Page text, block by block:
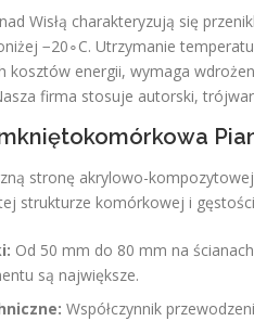
Wisłą charakteryzują się
−20∘C. Utrzymanie
kosztów energii, wymaga
firma stosuje autorski,
stronę akrylowo-
strukturze komórkowej i
Od 50 mm do 80 mm na
są największe.
Współczynnik